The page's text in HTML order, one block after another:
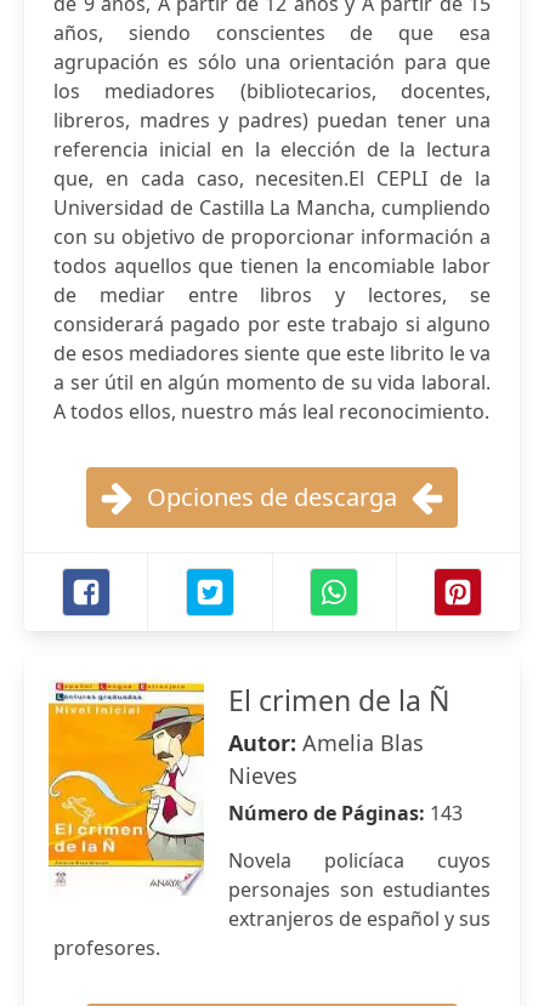
años, siendo conscientes de que esa
agrupación es sólo una orientación para que
los mediadores (bibliotecarios, docentes,
libreros, madres y padres) puedan tener una
referencia inicial en la elección de la lectura
que, en cada caso, necesiten.El CEPLI de la
Universidad de Castilla La Mancha, cumpliendo
con su objetivo de proporcionar información a
todos aquellos que tienen la encomiable labor
de mediar entre libros y lectores, se
considerará pagado por este trabajo si alguno
de esos mediadores siente que este librito le va
a ser útil en algún momento de su vida laboral.
A todos ellos, nuestro más leal reconocimiento.
Opciones de descarga
El crimen de la Ñ
Autor: Amelia Blas
Nieves
Número de Páginas: 143
Novela policíaca cuyos
personajes son estudiantes
extranjeros de español y sus
profesores.